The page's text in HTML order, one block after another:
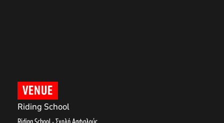
VENUE
Riding School